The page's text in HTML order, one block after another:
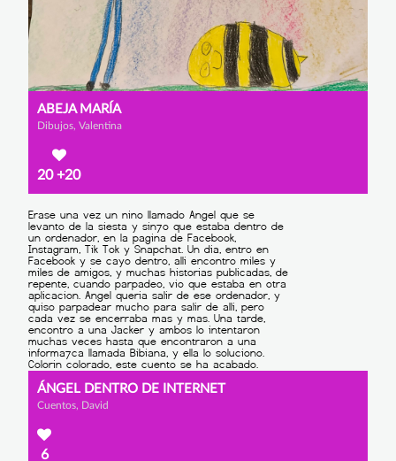
ABEJA MARÍA
Dibujos, Valentina
20+20
ÁNGEL DENTRO DE INTERNET
Cuentos, David
6